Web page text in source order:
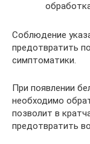
Соблюдение
предотвратить
симптоматики.
При появлении
необходимо
позволит в
предотвратить